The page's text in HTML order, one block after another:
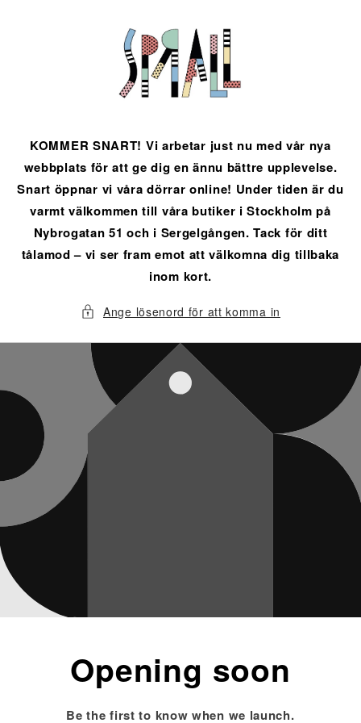
KOMMER SNART! Vi arbetar just nu med vår nya
webbplats för att ge dig en ännu bättre upplevelse.
Snart öppnar vi våra dörrar online! Under tiden är du
varmt välkommen till våra butiker i Stockholm på
Nybrogatan 51 och i Sergelgången. Tack för ditt
tålamod – vi ser fram emot att välkomna dig tillbaka
inom kort.
Ange lösenord för att komma in
Opening soon
Be the first to know when we launch.